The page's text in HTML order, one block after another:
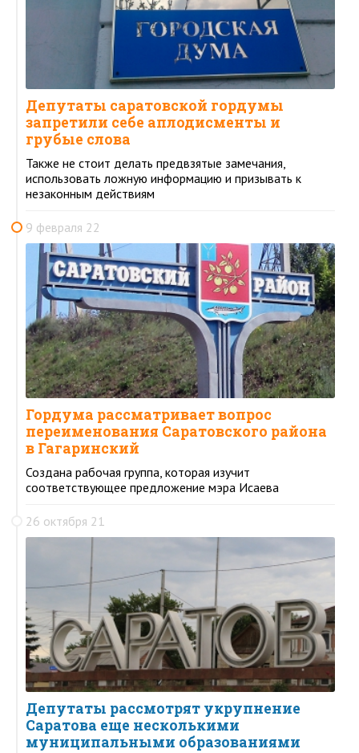
Депутаты саратовской гордумы
запретили себе аплодисменты и
грубые слова
Также не стоит делать предвзятые замечания,
использовать ложную информацию и призывать к
незаконным действиям
9 февраля 22
Гордума рассматривает вопрос
переименования Саратовского района
в Гагаринский
Создана рабочая группа, которая изучит
соответствующее предложение мэра Исаева
26 октября 21
Депутаты рассмотрят укрупнение
Саратова еще несколькими
муниципальными образованиями